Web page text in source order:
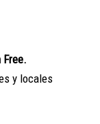
Free.
y locales